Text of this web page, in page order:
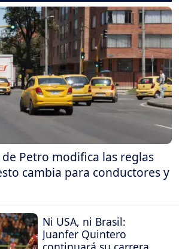
Petro modifica las reglas
cambia para conductores y
Ni USA, ni Brasil:
Juanfer Quintero